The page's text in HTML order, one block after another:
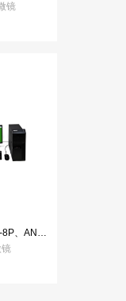
镜
AMM-8、AMM-8D、AMM-8P、ANN-8T、AMM-8ST